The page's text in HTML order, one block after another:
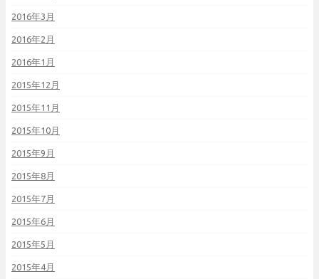
2016年3月
2016年2月
2016年1月
2015年12月
2015年11月
2015年10月
2015年9月
2015年8月
2015年7月
2015年6月
2015年5月
2015年4月